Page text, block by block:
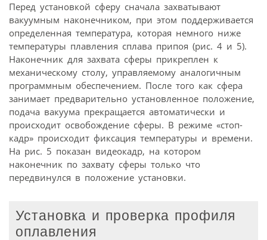
Перед установкой сферу сначала захватывают
вакуумным наконечником, при этом поддерживается
определенная температура, которая немного ниже
температуры плавления сплава припоя (рис. 4 и 5).
Наконечник для захвата сферы прикреплен к
механическому столу, управляемому аналогичным
программным обеспечением. После того как сфера
занимает предварительно установленное положение,
подача вакуума прекращается автоматически и
происходит освобождение сферы. В режиме «стоп-
кадр» происходит фиксация температуры и времени.
На рис. 5 показан видеокадр, на котором
наконечник по захвату сферы только что
передвинулся в положение установки.
Установка и проверка профиля
оплавления